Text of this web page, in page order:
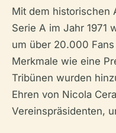
Mit dem historischen
Serie A im Jahr 1971
um über 20.000
Merkmale wie eine
Tribünen wurden
Ehren von Nicola
Vereinspräsidenten,